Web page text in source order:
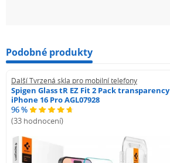
Podobné produkty
Další Tvrzená skla pro mobilní telefony
Spigen Glass tR EZ Fit 2 Pack transparency
iPhone 16 Pro AGL07928
96 %
(33 hodnocení)